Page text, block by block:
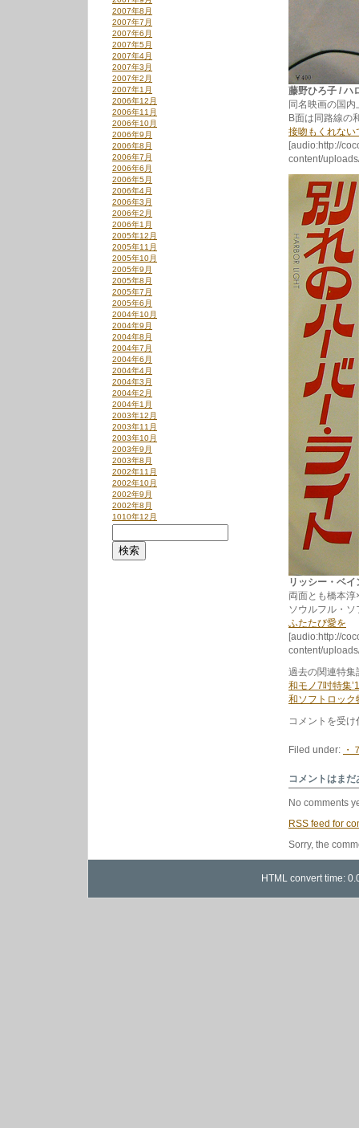
藤野ひろ子 / ハ
同名映画の国
B面は同路線の
接吻もくれない
[audio:http://
content/
リッシー・ベ
両面とも橋本
ソウルフル・
ふたたび愛を
[audio:http://
content/
過去の関連特
和モノ7吋特集
和ソフトロック
和
ト
ッ
ク
7
吋
特
集
は
コメントを受
Filed under: ・
コメントはま
No comments
RSS feed for
Sorry, the
2007年8月
2007年7月
2007年6月
2007年5月
2007年4月
2007年3月
2007年2月
2007年1月
2006年12月
2006年11月
2006年10月
2006年9月
2006年8月
2006年7月
2006年6月
2006年5月
2006年4月
2006年3月
2006年2月
2006年1月
2005年12月
2005年11月
2005年10月
2005年9月
2005年8月
2005年7月
2005年6月
2004年10月
2004年9月
2004年8月
2004年7月
2004年6月
2004年4月
2004年3月
2004年2月
2004年1月
2003年12月
2003年11月
2003年10月
2003年9月
2003年8月
2002年11月
2002年10月
2002年9月
2002年8月
1010年12月
HTML convert time: